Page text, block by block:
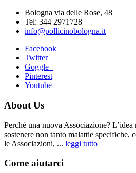
Bologna via delle Rose, 48
Tel: 344 2971728
info@pollicinobologna.it
Facebook
Twitter
Goggle+
Pinterest
Youtube
About Us
Perché una nuova Associazione? L’idea
sostenere non tanto malattie specifiche,
le Associazioni, ... leggi tutto
Come aiutarci